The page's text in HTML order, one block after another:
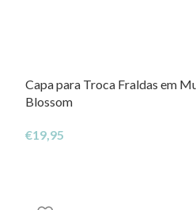
Capa para Troca Fraldas em
Blossom
€19,95